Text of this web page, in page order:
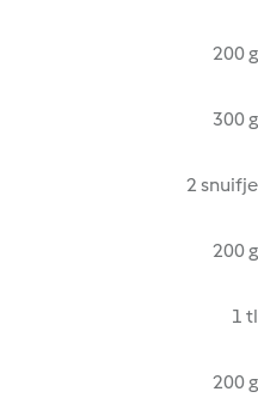
200 g
300 g
2 snuifje
200 g
1 tl
200 g